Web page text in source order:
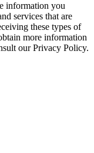
information you
services that are
these types of
more information
our Privacy Policy.